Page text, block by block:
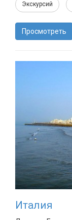
Экскурсий
Просмотреть
Италия